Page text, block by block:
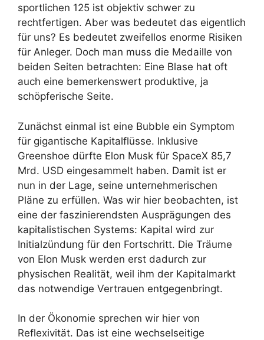
sportlichen 125 ist objektiv schwer zu
rechtfertigen. Aber was bedeutet das eigentlich
für uns? Es bedeutet zweifellos enorme Risiken
für Anleger. Doch man muss die Medaille von
beiden Seiten betrachten: Eine Blase hat oft
auch eine bemerkenswert produktive, ja
schöpferische Seite.
Zunächst einmal ist eine Bubble ein Symptom
für gigantische Kapitalflüsse. Inklusive
Greenshoe dürfte Elon Musk für SpaceX 85,7
Mrd. USD eingesammelt haben. Damit ist er
nun in der Lage, seine unternehmerischen
Pläne zu erfüllen. Was wir hier beobachten, ist
eine der faszinierendsten Ausprägungen des
kapitalistischen Systems: Kapital wird zur
Initialzündung für den Fortschritt. Die Träume
von Elon Musk werden erst dadurch zur
physischen Realität, weil ihm der Kapitalmarkt
das notwendige Vertrauen entgegenbringt.
In der Ökonomie sprechen wir hier von
Reflexivität. Das ist eine wechselseitige